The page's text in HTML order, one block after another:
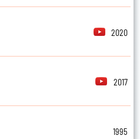
2020
2017
1995